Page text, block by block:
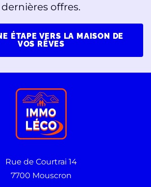
offres.
ÉTAPE VERS LA MAISON DE
VOS RÊVES
Rue de Courtrai 14
7700 Mouscron